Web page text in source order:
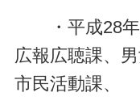
・平成28年
広報広聴課、
市民活動課、